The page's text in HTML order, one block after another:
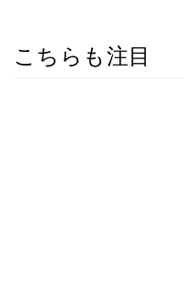
こちらも注目